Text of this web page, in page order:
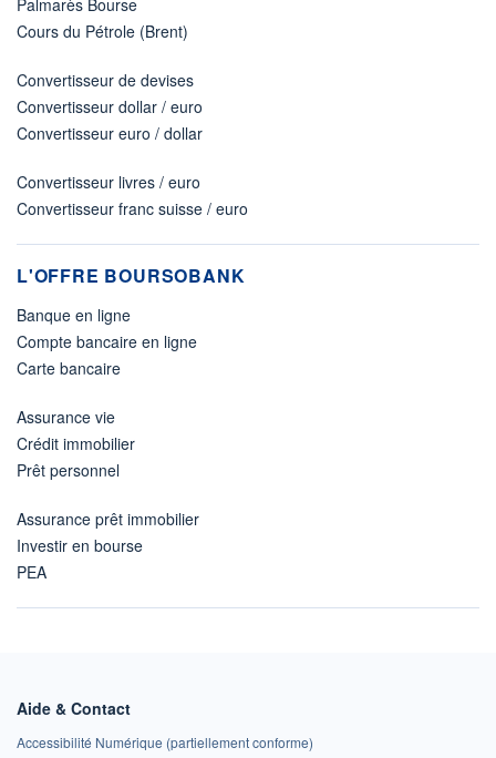
Palmarès Bourse
Cours du Pétrole (Brent)
Convertisseur de devises
Convertisseur dollar / euro
Convertisseur euro / dollar
Convertisseur livres / euro
Convertisseur franc suisse / euro
L'OFFRE BOURSOBANK
Banque en ligne
Compte bancaire en ligne
Carte bancaire
Assurance vie
Crédit immobilier
Prêt personnel
Assurance prêt immobilier
Investir en bourse
PEA
Aide & Contact
Accessibilité Numérique (partiellement conforme)